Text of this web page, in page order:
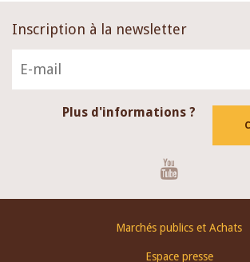
Inscription à la newsletter
Plus d'informations ?
Marchés publics et Achats
Espace presse